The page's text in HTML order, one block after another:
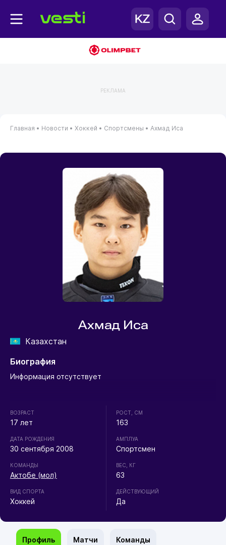
РЕКЛАМА
Главная • Новости • Хоккей • Спортсмены • Ахмад Иса
Ахмад Иса
Казахстан
Биография
Информация отсутствует
ВОЗРАСТ
17 лет
ДАТА РОЖДЕНИЯ
30 сентября 2008
КОМАНДЫ
Актобе (мол)
ВИД СПОРТА
Хоккей
РОСТ, СМ
163
АМПЛУА
Спортсмен
ВЕС, КГ
63
ДЕЙСТВУЮЩИЙ
Да
Профиль Матчи Команды